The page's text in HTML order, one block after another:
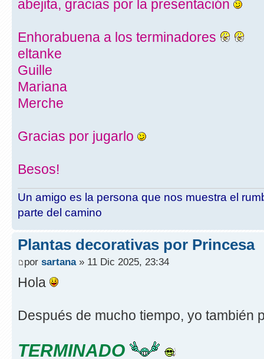
abejita, gracias por la presentación
Enhorabuena a los terminadores
eltanke
Guille
Mariana
Merche
Gracias por jugarlo
Besos!
Un amigo es la persona que nos muestra el
parte del camino
Plantas decorativas por Princesa
por sartana» 11 Dic 2025, 23:34
Hola
Después de mucho tiempo, yo también
TERMINADO